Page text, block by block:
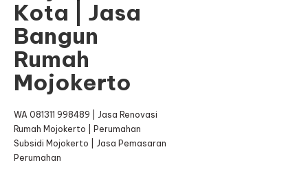
Kota | Jasa
Bangun
Rumah
Mojokerto
WA 081311 998489 | Jasa Renovasi
Rumah Mojokerto | Perumahan
Subsidi Mojokerto | Jasa Pemasaran
Perumahan